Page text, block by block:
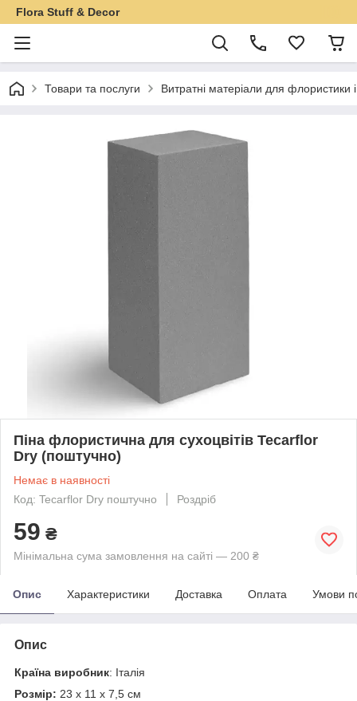
Flora Stuff & Decor
Товари та послуги Витратні матеріали для флористики
Піна флористична для сухоцвітів Tecarflor
Dry (поштучно)
Немає в наявності
Код: Tecarflor Dry поштучно
Роздріб
59 ₴
Мінімальна сума замовлення на сайті — 200 ₴
Опис Характеристики Доставка Оплата Умови
Опис
Країна виробник: Італія
Розмір: 23 х 11 х 7,5 см